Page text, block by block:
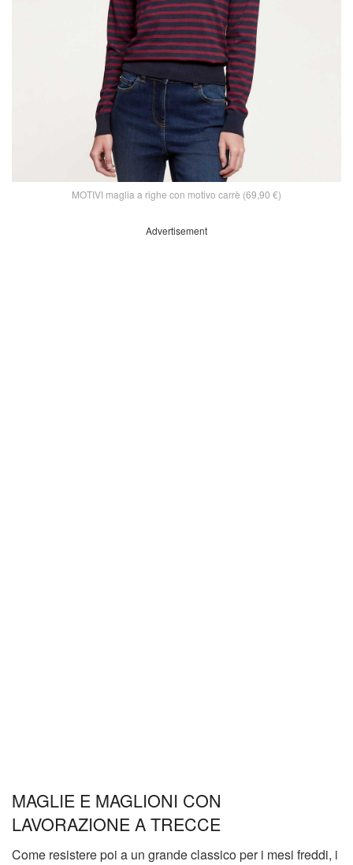
MOTIVI maglia a righe con motivo carrè (69,90 €)
Advertisement
MAGLIE E MAGLIONI CON
LAVORAZIONE A TRECCE
Come resistere poi a un grande classico per i mesi freddi, i